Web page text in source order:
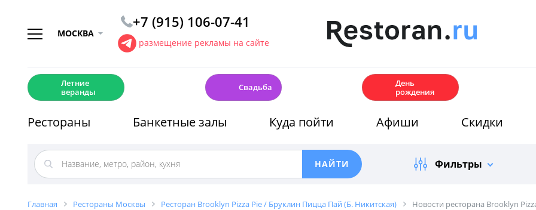
МОСКВА
+7 (915) 106-07-41
размещение рекламы на сайте
Летние
веранды
Свадьба
День
рождения
Рестораны Банкетные залы Куда пойти Афиши Скидки
Фильтры
Главная Рестораны Москвы Ресторан Brooklyn Pizza Pie / Бруклин Пицца Пай (Б. Никитская) Новости ресторана Brooklyn